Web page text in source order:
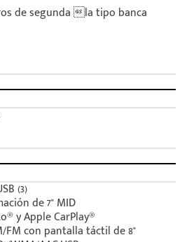
de segunda la tipo banca
(3)
de 7" MID
y Apple CarPlay®
FM con pantalla táctil de 8"